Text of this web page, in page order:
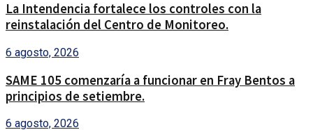
La Intendencia fortalece los controles con la
reinstalación del Centro de Monitoreo.
6 agosto, 2026
SAME 105 comenzaría a funcionar en Fray Bentos a
principios de setiembre.
6 agosto, 2026